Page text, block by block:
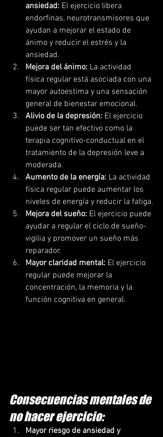
ansiedad: El ejercicio libera
endorfinas, neurotransmisores que
ayudan a mejorar el estado de
ánimo y reducir el estrés y la
ansiedad.
Mejora del ánimo: La actividad
física regular está asociada con una
mayor autoestima y una sensación
general de bienestar emocional.
Alivio de la depresión: El ejercicio
puede ser tan efectivo como la
terapia cognitivo-conductual en el
tratamiento de la depresión leve a
moderada.
Aumento de la energía: La actividad
física regular puede aumentar los
niveles de energía y reducir la fatiga.
Mejora del sueño: El ejercicio puede
ayudar a regular el ciclo de sueño-
vigilia y promover un sueño más
reparador.
Mayor claridad mental: El ejercicio
regular puede mejorar la
concentración, la memoria y la
función cognitiva en general.
Consecuencias mentales de
no hacer ejercicio:
Mayor riesgo de ansiedad y